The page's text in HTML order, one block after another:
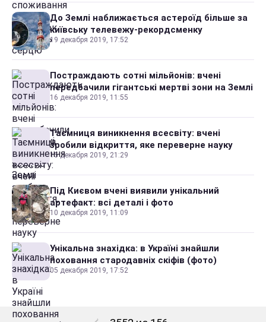
До Землі наближається астероїд більше за
київську телевежу-рекордсменку
19 декабря 2019, 17:52
Постраждають сотні мільйонів: вчені
передбачили гігантські мертві зони на Землі
16 декабря 2019, 11:55
Таємниця виникнення всесвіту: вчені
зробили відкриття, яке переверне науку
15 декабря 2019, 21:29
Під Києвом вчені виявили унікальний
артефакт: всі деталі і фото
10 декабря 2019, 11:09
Унікальна знахідка: в Україні знайшли
поховання стародавніх скіфів (фото)
05 декабря 2019, 17:52